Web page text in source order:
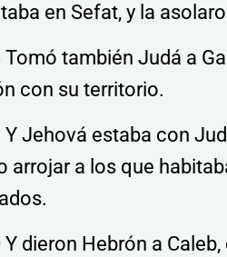
en Sefat, y la
Tomó también Judá a
con su territorio.
Y Jehová estaba con
arrojar a los que
Y dieron Hebrón a